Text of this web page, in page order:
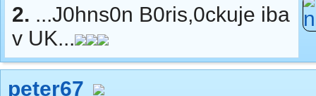
2. ...J0hns0n B0ris,0ckuje iba
v UK...
peter67